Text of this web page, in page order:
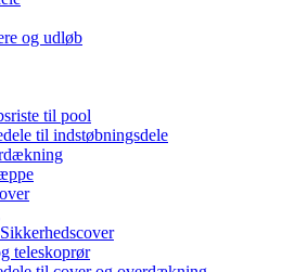
og udløb
til pool
til indstøbningsdele
teleskoprør